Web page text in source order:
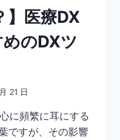
】医療DX
のDXツ
21 日
に頻繁に耳にする
ですが、その影響